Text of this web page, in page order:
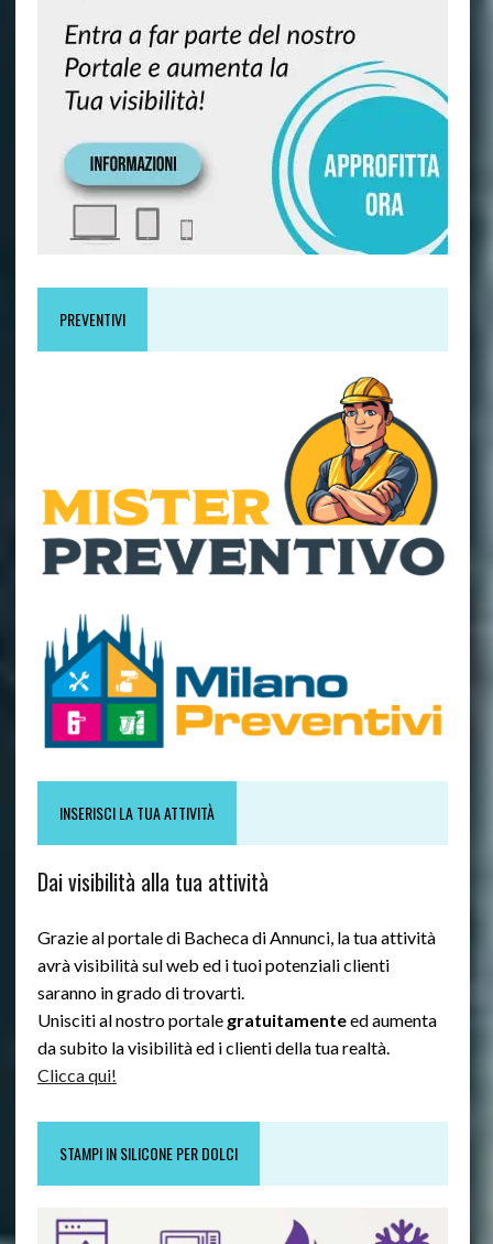
PREVENTIVI
INSERISCI LA TUA ATTIVITÀ
Dai visibilità alla tua attività
Grazie al portale di Bacheca di Annunci, la tua attività
avrà visibilità sul web ed i tuoi potenziali clienti
saranno in grado di trovarti.
Unisciti al nostro portale gratuitamenteed aumenta
da subito la visibilità ed i clienti della tua realtà.
Clicca qui!
STAMPI IN SILICONE PER DOLCI